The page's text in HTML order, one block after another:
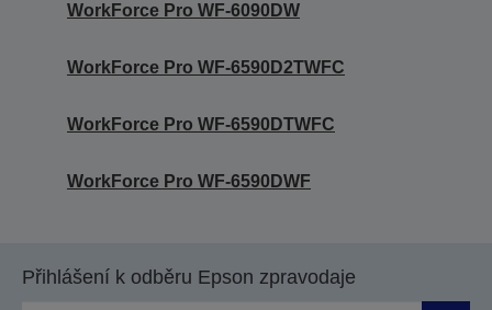
WorkForce Pro WF-6090DW
WorkForce Pro WF-6590D2TWFC
WorkForce Pro WF-6590DTWFC
WorkForce Pro WF-6590DWF
Přihlášení k odběru Epson zpravodaje